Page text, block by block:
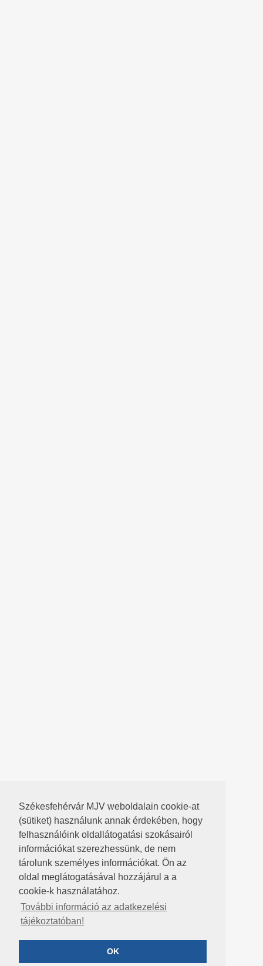
Székesfehérvár MJV weboldalain cookie-at
(sütiket) használunk annak érdekében, hogy
felhasználóink oldallátogatási szokásairól
információkat szerezhessünk, de nem
tárolunk személyes információkat. Ön az
oldal meglátogatásával hozzájárul a a
cookie-k használatához.
További információ az adatkezelési
tájékoztatóban!
OK